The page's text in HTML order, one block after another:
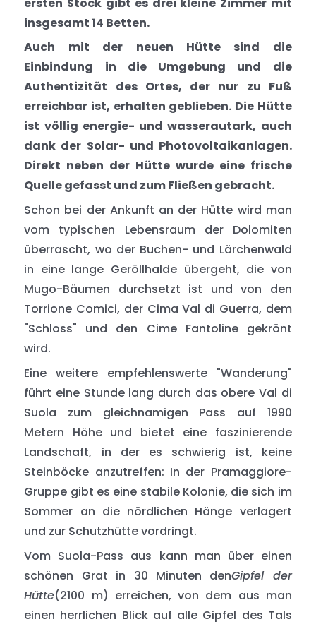
insgesamt 14 Betten.
Auch mit der neuen Hütte sind die
Einbindung in die Umgebung und die
Authentizität des Ortes, der nur zu Fuß
erreichbar ist, erhalten geblieben. Die Hütte
ist völlig energie- und wasserautark, auch
dank der Solar- und Photovoltaikanlagen.
Direkt neben der Hütte wurde eine frische
Quelle gefasst und zum Fließen gebracht.
Schon bei der Ankunft an der Hütte wird man
vom typischen Lebensraum der Dolomiten
überrascht, wo der Buchen- und Lärchenwald
in eine lange Geröllhalde übergeht, die von
Mugo-Bäumen durchsetzt ist und von den
Torrione Comici, der Cima Val di Guerra, dem
"Schloss" und den Cime Fantoline gekrönt
wird.
Eine weitere empfehlenswerte "Wanderung"
führt eine Stunde lang durch das obere Val di
Suola zum gleichnamigen Pass auf 1990
Metern Höhe und bietet eine faszinierende
Landschaft, in der es schwierig ist, keine
Steinböcke anzutreffen: In der Pramaggiore-
Gruppe gibt es eine stabile Kolonie, die sich im
Sommer an die nördlichen Hänge verlagert
und zur Schutzhütte vordringt.
Vom Suola-Pass aus kann man über einen
schönen Grat in 30 Minuten denGipfel der
Hütte(2100 m) erreichen, von dem aus man
einen herrlichen Blick auf alle Gipfel des Tals